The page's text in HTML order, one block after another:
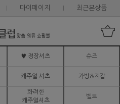
마이페이지 최근본상품
♥ 정장셔츠 슈즈
캐주얼 셔츠 가방&지갑
화려한
캐주얼셔츠
벨트